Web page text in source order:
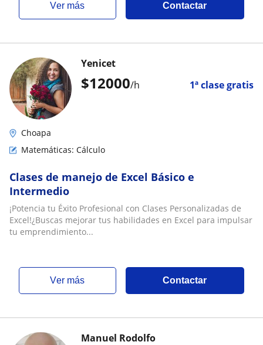
ver más Contactar
$12000/h 1ª clase gratis
Yenicet
Choapa
Matemáticas: Cálculo
Clases de manejo de Excel Básico e
Intermedio
¡Potencia tu Éxito Profesional con Clases Personalizadas de
Excel!¿Buscas mejorar tus habilidades en Excel para impulsar
tu emprendimiento...
ver más Contactar
Manuel Rodolfo